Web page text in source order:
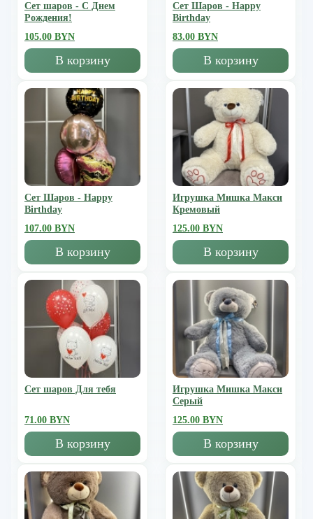
Сет шаров - С Днем
Рождения!
105.00 BYN
В корзину
Сет Шаров - Happy
Birthday
83.00 BYN
В корзину
Сет Шаров - Happy
Birthday
107.00 BYN
В корзину
Игрушка Мишка Mакси
Кремовый
125.00 BYN
В корзину
Сет шаров Для тебя
71.00 BYN
В корзину
Игрушка Мишка Mакси
Серый
125.00 BYN
В корзину